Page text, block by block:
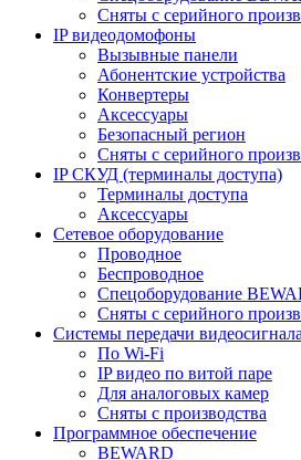
Сняты с серийного
IP видеодомофоны
Вызывные панели
Абонентские устройства
Конвертеры
Аксессуары
Безопасный регион
Сняты с серийного
IP СКУД (терминалы доступа)
Терминалы доступа
Аксессуары
Сетевое оборудование
Проводное
Беспроводное
Спецоборудование
Сняты с серийного
Системы передачи видеосигнала
По Wi-Fi
IP видео по витой паре
Для аналоговых камер
Сняты с производства
Программное обеспечение
BEWARD